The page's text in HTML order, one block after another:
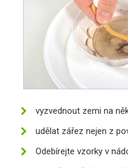
vyzvednout zemi na
udělat zářez nejen z
Odebírejte vzorky v